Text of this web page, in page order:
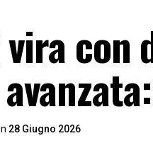
con
28 Giugno 2026